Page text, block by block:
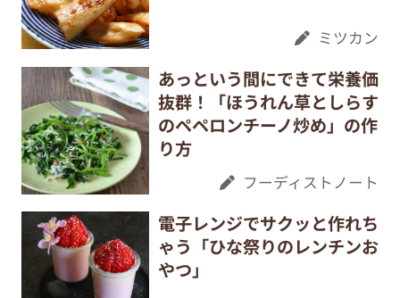
ミツカン
あっという間にできて栄養価
抜群！「ほうれん草としらす
のペペロンチーノ炒め」の作
り方
フーディストノート
電子レンジでサクッと作れち
ゃう「ひな祭りのレンチンお
やつ」